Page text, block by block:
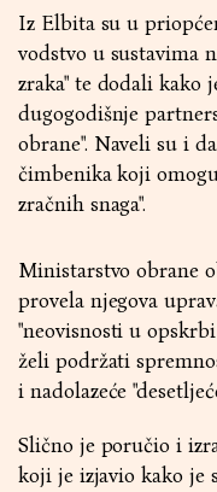
Iz Elbita su u
vodstvo u sustavima
zraka" te dodali kako
dugogodišnje
obrane". Naveli su i
čimbenika koji
zračnih snaga".
Ministarstvo obrane
provela njegova
"neovisnosti u
želi podržati
i nadolazeće
Slično je poručio i
koji je izjavio kako je